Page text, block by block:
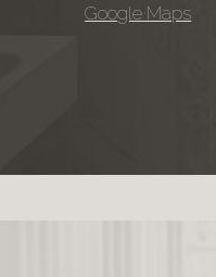
Google Maps